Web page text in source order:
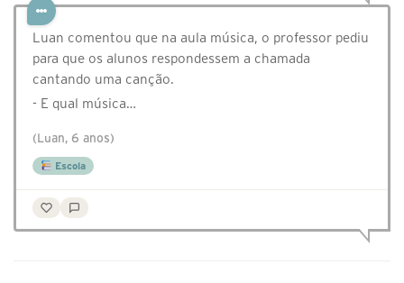
Luan comentou que na aula música, o professor pediu
para que os alunos respondessem a chamada
cantando uma canção.
- E qual música…
(Luan, 6 anos)
Escola